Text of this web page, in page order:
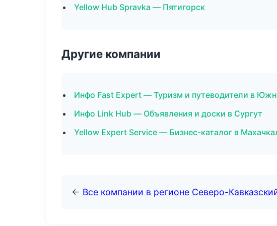
Yellow Hub Spravka — Пятигорск
Другие компании
Инфо Fast Expert — Туризм и путеводители в
Инфо Link Hub — Объявления и доски в Сургут
Yellow Expert Service — Бизнес-каталог в
← Все компании в регионе Северо-